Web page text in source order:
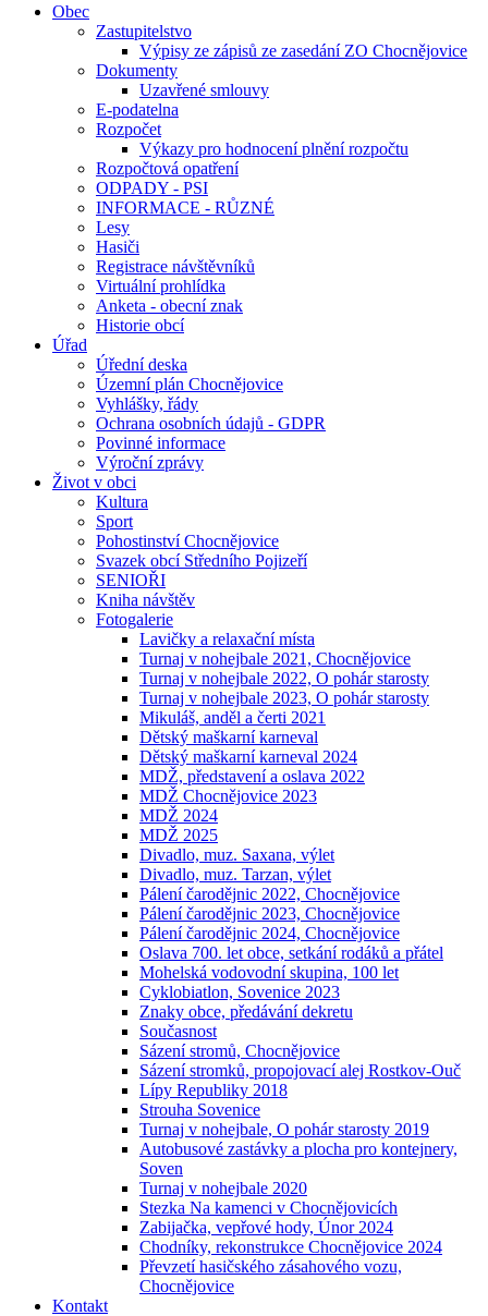
Obec
Zastupitelstvo
Výpisy ze zápisů ze zasedání ZO Chocnějovice
Dokumenty
Uzavřené smlouvy
E-podatelna
Rozpočet
Výkazy pro hodnocení plnění rozpočtu
Rozpočtová opatření
ODPADY - PSI
INFORMACE - RŮZNÉ
Lesy
Hasiči
Registrace návštěvníků
Virtuální prohlídka
Anketa - obecní znak
Historie obcí
Úřad
Úřední deska
Územní plán Chocnějovice
Vyhlášky, řády
Ochrana osobních údajů - GDPR
Povinné informace
Výroční zprávy
Život v obci
Kultura
Sport
Pohostinství Chocnějovice
Svazek obcí Středního Pojizeří
SENIOŘI
Kniha návštěv
Fotogalerie
Lavičky a relaxační místa
Turnaj v nohejbale 2021, Chocnějovice
Turnaj v nohejbale 2022, O pohár starosty
Turnaj v nohejbale 2023, O pohár starosty
Mikuláš, anděl a čerti 2021
Dětský maškarní karneval
Dětský maškarní karneval 2024
MDŽ, představení a oslava 2022
MDŽ Chocnějovice 2023
MDŽ 2024
MDŽ 2025
Divadlo, muz. Saxana, výlet
Divadlo, muz. Tarzan, výlet
Pálení čarodějnic 2022, Chocnějovice
Pálení čarodějnic 2023, Chocnějovice
Pálení čarodějnic 2024, Chocnějovice
Oslava 700. let obce, setkání rodáků a přátel
Mohelská vodovodní skupina, 100 let
Cyklobiatlon, Sovenice 2023
Znaky obce, předávání dekretu
Současnost
Sázení stromů, Chocnějovice
Sázení stromků, propojovací alej Rostkov-Ouč
Lípy Republiky 2018
Strouha Sovenice
Turnaj v nohejbale, O pohár starosty 2019
Autobusové zastávky a plocha pro kontejnery,
Soven
Turnaj v nohejbale 2020
Stezka Na kamenci v Chocnějovicích
Zabijačka, vepřové hody, Únor 2024
Chodníky, rekonstrukce Chocnějovice 2024
Převzetí hasičského zásahového vozu,
Chocnějovice
Kontakt